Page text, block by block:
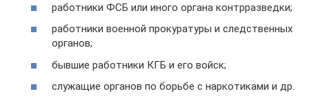
работники ФСБ или иного органа контрразведки;
работники военной прокуратуры и следственных
органов;
бывшие работники КГБ и его войск;
служащие органов по борьбе с наркотиками и др.